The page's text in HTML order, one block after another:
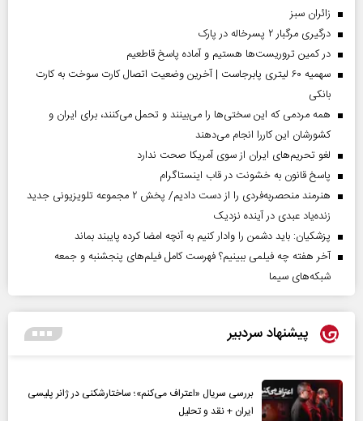
‌زائران سبز
درگیری مرگبار ۲ پسرخاله در پارک
در کمین تروریست‌ها هستیم و آماده پاسخ قاطعیم
سهمیه ۶۰ لیتری پابرجاست | آخرین وضعیت اتصال کارت سوخت به کارت
بانکی
همه مردمی که این سختی‌ها را می‌بینند و تحمل می‌کنند، برای ایران و
کشورشان این کاررا انجام می‌دهند
لغو تحریم‌های ایران از سوی آمریکا صحت ندارد
پاسخ قانون به خشونت در قاب اینستاگرام
هنرمند منحصر‌به‌فردی را از دست دادیم/ پخش ۲ مجموعه تلویزیونی جدید
زنده‌یاد عبدی در آینده نزدیک
پزشکیان: باید دشمن را وادار کنیم به آنچه امضا کرده پایبند بماند
آخر هفته چه فیلمی ببینیم؟ فهرست کامل فیلم‌های پنجشنبه و جمعه
شبکه‌های سیما
پیشنهاد سردبیر
بررسی سریال «اعتراف می‌کنم»؛ ساختارشکنی در ژانر پلیسی
ایران + نقد و تحلیل